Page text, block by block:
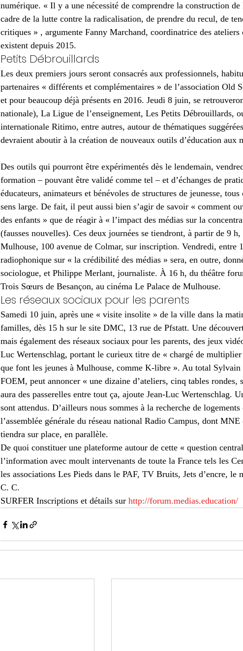
numérique. « Il y a une nécessité de comprendre la construction
cadre de la lutte contre la radicalisation, de prendre du recul, de
critiques » , argumente Fanny Marchand, coordinatrice des ateliers
existent depuis 2015.
Petits Débrouillards
Les deux premiers jours seront consacrés aux professionnels,
partenaires « différents et complémentaires » de l’association Old
et pour beaucoup déjà présents en 2016. Jeudi 8 juin, se
nationale), La Ligue de l’enseignement, Les Petits Débrouillards,
internationale Ritimo, entre autres, autour de thématiques
devraient aboutir à la création de nouveaux outils d’éducation aux
Des outils qui pourront être expérimentés dès le lendemain,
formation – pouvant être validé comme tel – et d’échanges de
éducateurs, animateurs et bénévoles de structures de jeunesse,
sens large. De fait, il peut aussi bien s’agir de savoir « comment
des enfants » que de réagir à « l’impact des médias sur la
(fausses nouvelles). Ces deux journées se tiendront, à partir de 9 h,
Mulhouse, 100 avenue de Colmar, sur inscription. Vendredi, entre
radiophonique sur « la crédibilité des médias » sera, en outre,
sociologue, et Philippe Merlant, journaliste. À 16 h, du théâtre
Trois Sœurs de Besançon, au cinéma Le Palace de Mulhouse.
Les réseaux sociaux pour les parents
Samedi 10 juin, après une « visite insolite » de la ville dans la
familles, dès 15 h sur le site DMC, 13 rue de Pfstatt. Une
mais également des réseaux sociaux pour les parents, des jeux
Luc Wertenschlag, portant le curieux titre de « chargé de
que font les jeunes à Mulhouse, comme K-libre ». Au total Sylvain
FOEM, peut annoncer « une dizaine d’ateliers, cinq tables
aura des passerelles entre tout ça, ajoute Jean-Luc Wertenschlag.
sont attendus. D’ailleurs nous sommes à la recherche de
l’assemblée générale du réseau national Radio Campus, dont
tiendra sur place, en parallèle.
De quoi constituer une plateforme autour de cette « question
l’information avec moult intervenants de toute la France tels les
les associations Les Pieds dans le PAF, TV Bruits, Jets d’encre, le
C. C.
SURFER Inscriptions et détails sur http://forum.medias.education/